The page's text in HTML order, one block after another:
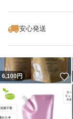
対応肌質:全肌質
・毛穴の汚れが気
・しっかりメイク
・お風呂場で濡れ
・W洗顔したくな
安心発送
6,100円